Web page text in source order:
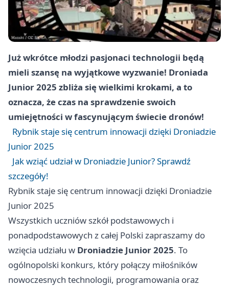
Już wkrótce młodzi pasjonaci technologii będą
mieli szansę na wyjątkowe wyzwanie! Droniada
Junior 2025 zbliża się wielkimi krokami, a to
oznacza, że czas na sprawdzenie swoich
umiejętności w fascynującym świecie dronów!
Rybnik staje się centrum innowacji dzięki Droniadzie
Junior 2025
Jak wziąć udział w Droniadzie Junior? Sprawdź
szczegóły!
Rybnik staje się centrum innowacji dzięki Droniadzie
Junior 2025
Wszystkich uczniów szkół podstawowych i
ponadpodstawowych z całej Polski zapraszamy do
wzięcia udziału w Droniadzie Junior 2025. To
ogólnopolski konkurs, który połączy miłośników
nowoczesnych technologii, programowania oraz